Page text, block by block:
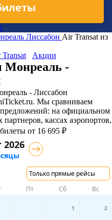
Лиссабон Air Transat из
Акции
Монреаль -
- Лиссабон
Мы сравниваем
на официальном
кассах аэропортов,
от 16 695 ₽
Только прямые рейсы
2026
Пт Сб Вс
1 2